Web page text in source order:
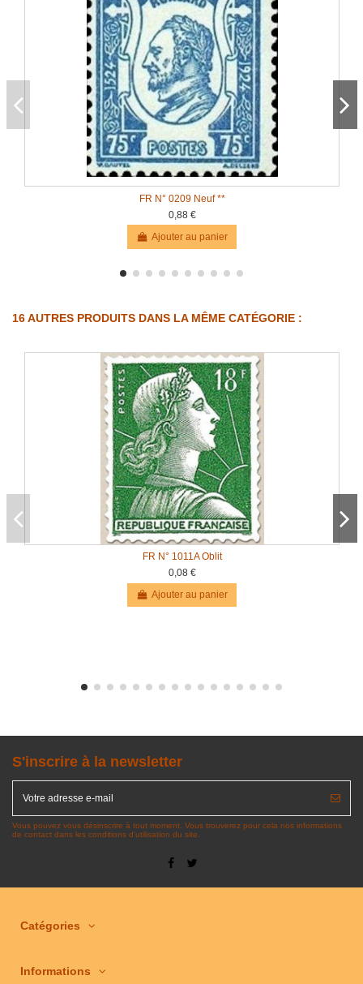
FR N° 0209 Neuf **
0,88 €
Ajouter au panier
16 AUTRES PRODUITS DANS LA MÊME CATÉGORIE :
FR N° 1011A Oblit
0,08 €
Ajouter au panier
S'inscrire à la newsletter
Vous pouvez vous désinscrire à tout moment. Vous trouverez pour cela nos informations
de contact dans les conditions d'utilisation du site.
Catégories
Informations